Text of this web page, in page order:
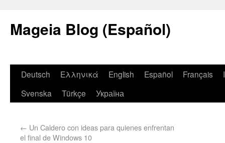
Mageia Blog (Español)
Deutsch Ελληνικά English Español Français
Svenska
Türkçe Україна
← Un Caldero con ideas para quienes enfrentan
el final de Windows 10